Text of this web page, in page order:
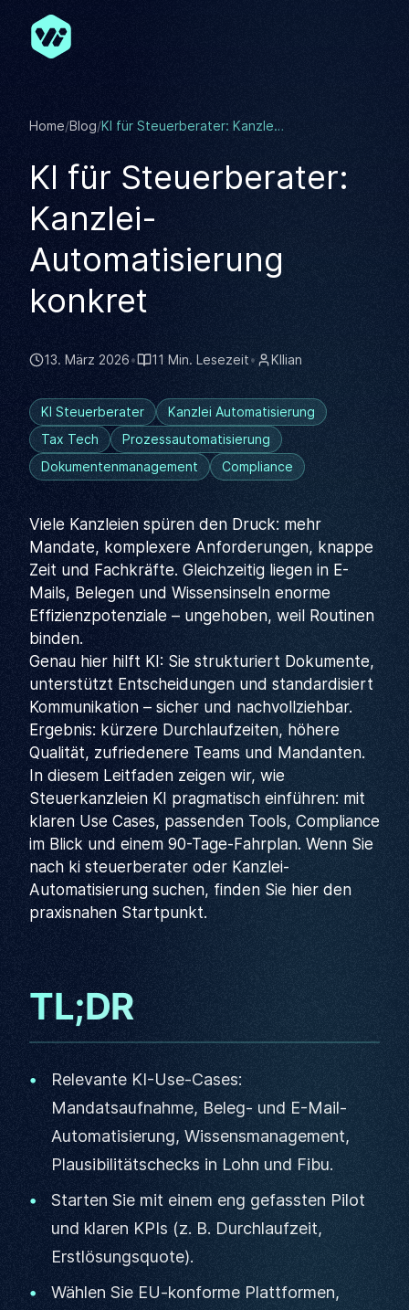
Zum Hauptinhalt springen
Home/Blog/ KI für Steuerberater: Kanzlei-Automatisierung konkret
KI für Steuerberater:
Kanzlei-
Automatisierung
konkret
13. März 2026• 11 Min. Lesezeit• KIlian
KI Steuerberater
Kanzlei Automatisierung
Tax Tech
Prozessautomatisierung
Dokumentenmanagement
Compliance
Viele Kanzleien spüren den Druck: mehr
Mandate, komplexere Anforderungen, knappe
Zeit und Fachkräfte. Gleichzeitig liegen in E-
Mails, Belegen und Wissensinseln enorme
Effizienzpotenziale – ungehoben, weil Routinen
binden.
Genau hier hilft KI: Sie strukturiert Dokumente,
unterstützt Entscheidungen und standardisiert
Kommunikation – sicher und nachvollziehbar.
Ergebnis: kürzere Durchlaufzeiten, höhere
Qualität, zufriedenere Teams und Mandanten.
In diesem Leitfaden zeigen wir, wie
Steuerkanzleien KI pragmatisch einführen: mit
klaren Use Cases, passenden Tools, Compliance
im Blick und einem 90-Tage-Fahrplan. Wenn Sie
nach ki steuerberater oder Kanzlei-
Automatisierung suchen, finden Sie hier den
praxisnahen Startpunkt.
TL;DR
Relevante KI-Use-Cases:
Mandatsaufnahme, Beleg- und E-Mail-
Automatisierung, Wissensmanagement,
Plausibilitätschecks in Lohn und Fibu.
Starten Sie mit einem eng gefassten Pilot
und klaren KPIs (z. B. Durchlaufzeit,
Erstlösungsquote).
Wählen Sie EU-konforme Plattformen,